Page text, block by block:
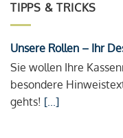
TIPPS & TRICKS
Unsere Rollen – Ihr
Sie wollen Ihre
besondere
gehts! [...]